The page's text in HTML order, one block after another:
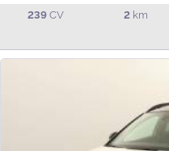
239 CV 2 km